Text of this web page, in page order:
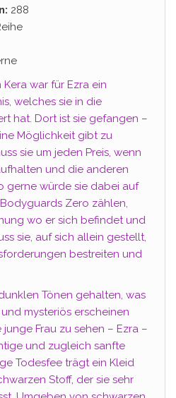
288
war für Ezra ein
welches sie in die
hat. Dort ist sie gefangen –
Möglichkeit gibt zu
sie um jeden Preis, wenn
und die anderen
gerne würde sie dabei auf
Zero zählen,
wo er sich befindet und
sie, auf sich allein gestellt,
bestreiten und
Tönen gehalten, was
mysteriös erscheinen
Frau zu sehen – Ezra –
und zugleich sanfte
Todesfee trägt ein Kleid
Stoff, der sie sehr